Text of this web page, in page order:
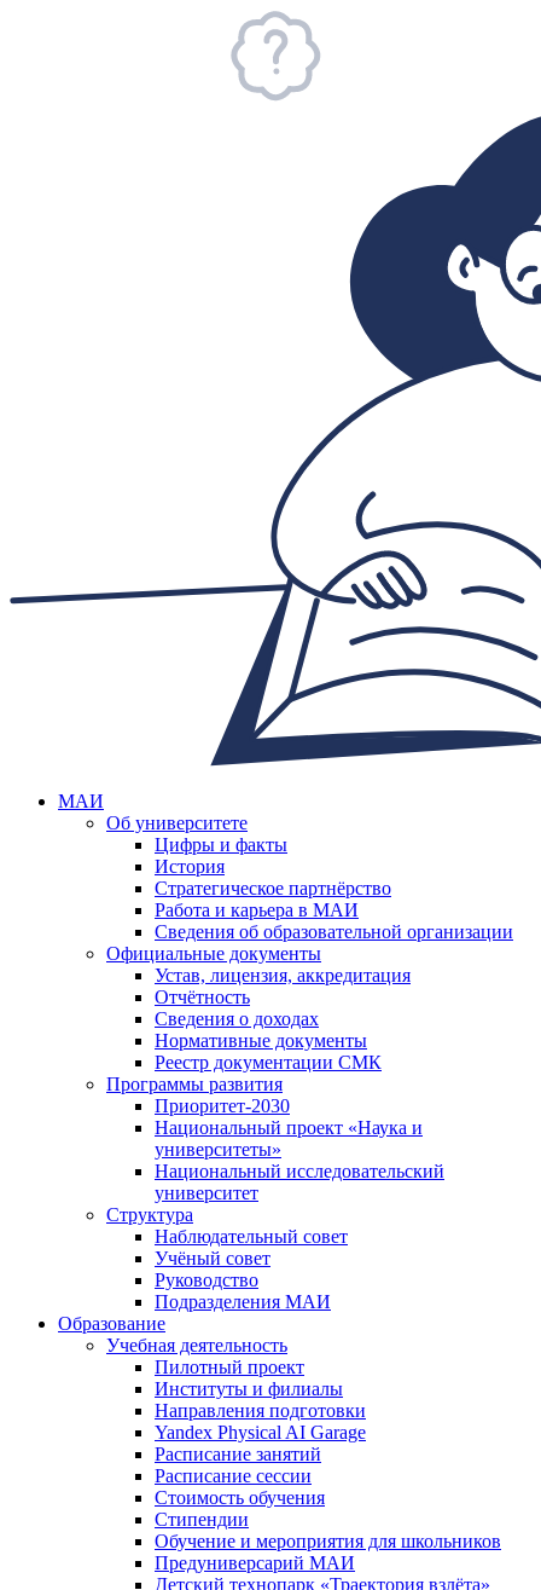
МАИ
Об университете
Цифры и факты
История
Стратегическое партнёрство
Работа и карьера в МАИ
Сведения об образовательной организации
Официальные документы
Устав, лицензия, аккредитация
Отчётность
Сведения о доходах
Нормативные документы
Реестр документации СМК
Программы развития
Приоритет-2030
Национальный проект «Наука и
университеты»
Национальный исследовательский
университет
Структура
Наблюдательный совет
Учёный совет
Руководство
Подразделения МАИ
Образование
Учебная деятельность
Пилотный проект
Институты и филиалы
Направления подготовки
Yandex Physical AI Garage
Расписание занятий
Расписание сессии
Стоимость обучения
Стипендии
Обучение и мероприятия для школьников
Предуниверсарий МАИ
Детский технопарк «Траектория взлёта»